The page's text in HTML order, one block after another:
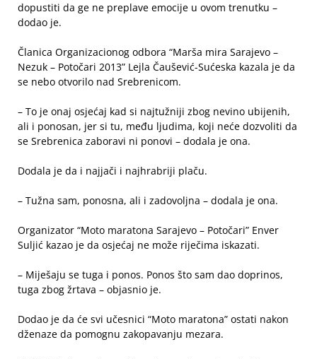
dopustiti da ge ne preplave emocije u ovom trenutku –
dodao je.
Članica Organizacionog odbora “Marša mira Sarajevo –
Nezuk – Potočari 2013” Lejla Čaušević-Sućeska kazala je da
se nebo otvorilo nad Srebrenicom.
– To je onaj osjećaj kad si najtužniji zbog nevino ubijenih,
ali i ponosan, jer si tu, među ljudima, koji neće dozvoliti da
se Srebrenica zaboravi ni ponovi – dodala je ona.
Dodala je da i najjači i najhrabriji plaču.
– Tužna sam, ponosna, ali i zadovoljna – dodala je ona.
Organizator “Moto maratona Sarajevo – Potočari” Enver
Suljić kazao je da osjećaj ne može riječima iskazati.
– Miješaju se tuga i ponos. Ponos što sam dao doprinos,
tuga zbog žrtava – objasnio je.
Dodao je da će svi učesnici “Moto maratona” ostati nakon
dženaze da pomognu zakopavanju mezara.